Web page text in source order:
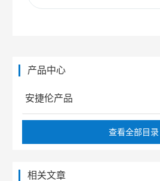
产品中心
安捷伦产品
查看全部目录
相关文章